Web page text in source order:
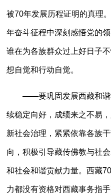
被70年发展历程证明的真理
年奋斗征程中深刻感悟党的
谁在为各族群众过上好日子
想自觉和行动自觉。
——要巩固发展西藏和谐
续稳定向好，成绩来之不易
新社会治理，紧紧依靠各族
向，积极引导藏传佛教与社
和社会和谐贡献力量。西藏
力都没有资格对西藏事务指